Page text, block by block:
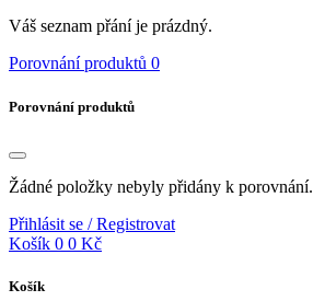
Váš seznam přání je prázdný.
Porovnání produktů 0
Porovnání produktů
Žádné položky nebyly přidány k porovnání.
Přihlásit se / Registrovat
Košík 0 0 Kč
Košík